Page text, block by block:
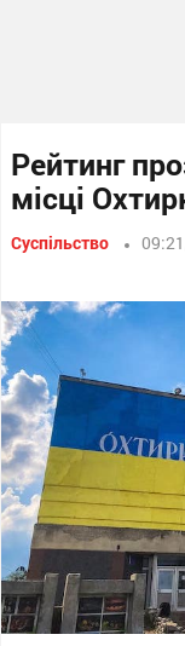
Рейтинг
місці
Суспільство